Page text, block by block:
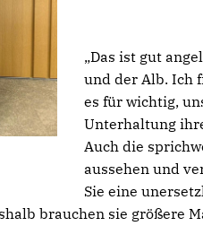
Das ist gut
und der Alb. Ich
es für wichtig,
Unterhaltung
Auch die
aussehen und
Sie eine
brauchen sie größere